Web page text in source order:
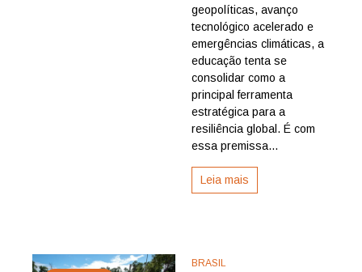
Fórum
geopolíticas, avanço
tecnológico acelerado e
emergências climáticas, a
educação tenta se
consolidar como a
principal ferramenta
estratégica para a
resiliência global. É com
essa premissa...
Leia mais
BRASIL